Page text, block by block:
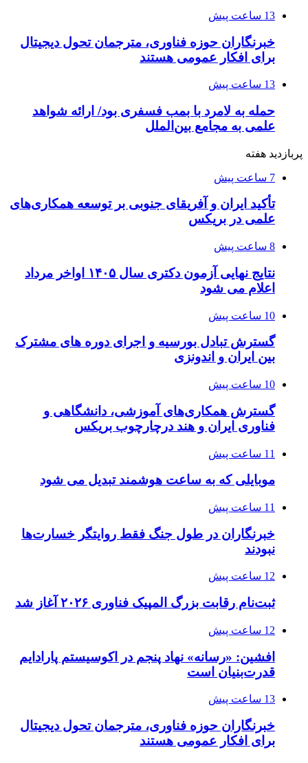
13 ساعت پیش
خبرنگاران حوزه فناوری، مترجمان تحول دیجیتال
برای افکار عمومی هستند
13 ساعت پیش
حمله به لامرد با بمب فسفری بود/ ارائه شواهد
علمی به مجامع بین‌الملل
پربازدید هفته
7 ساعت پیش
تأکید ایران و آفریقای جنوبی بر توسعه همکاری‌های
علمی در بریکس
8 ساعت پیش
نتایج نهایی آزمون دکتری سال ۱۴۰۵ اواخر مرداد
اعلام می شود
10 ساعت پیش
گسترش تبادل بورسیه و اجرای دوره های مشترک
بین ایران و اندونزی
10 ساعت پیش
گسترش همکاری‌های آموزشی، دانشگاهی و
فناوری ایران و هند درچارچوب بریکس
11 ساعت پیش
موبایلی که به ساعت هوشمند تبدیل می شود
11 ساعت پیش
خبرنگاران در طول جنگ فقط روایتگر خسارت‌ها
نبودند
12 ساعت پیش
ثبت‌نام رقابت بزرگ المپیک فناوری ۲۰۲۶ آغاز شد
12 ساعت پیش
افشین: «رسانه» نهاد پنجم در اکوسیستم پارادایم
قدرت‌بنیان است
13 ساعت پیش
خبرنگاران حوزه فناوری، مترجمان تحول دیجیتال
برای افکار عمومی هستند